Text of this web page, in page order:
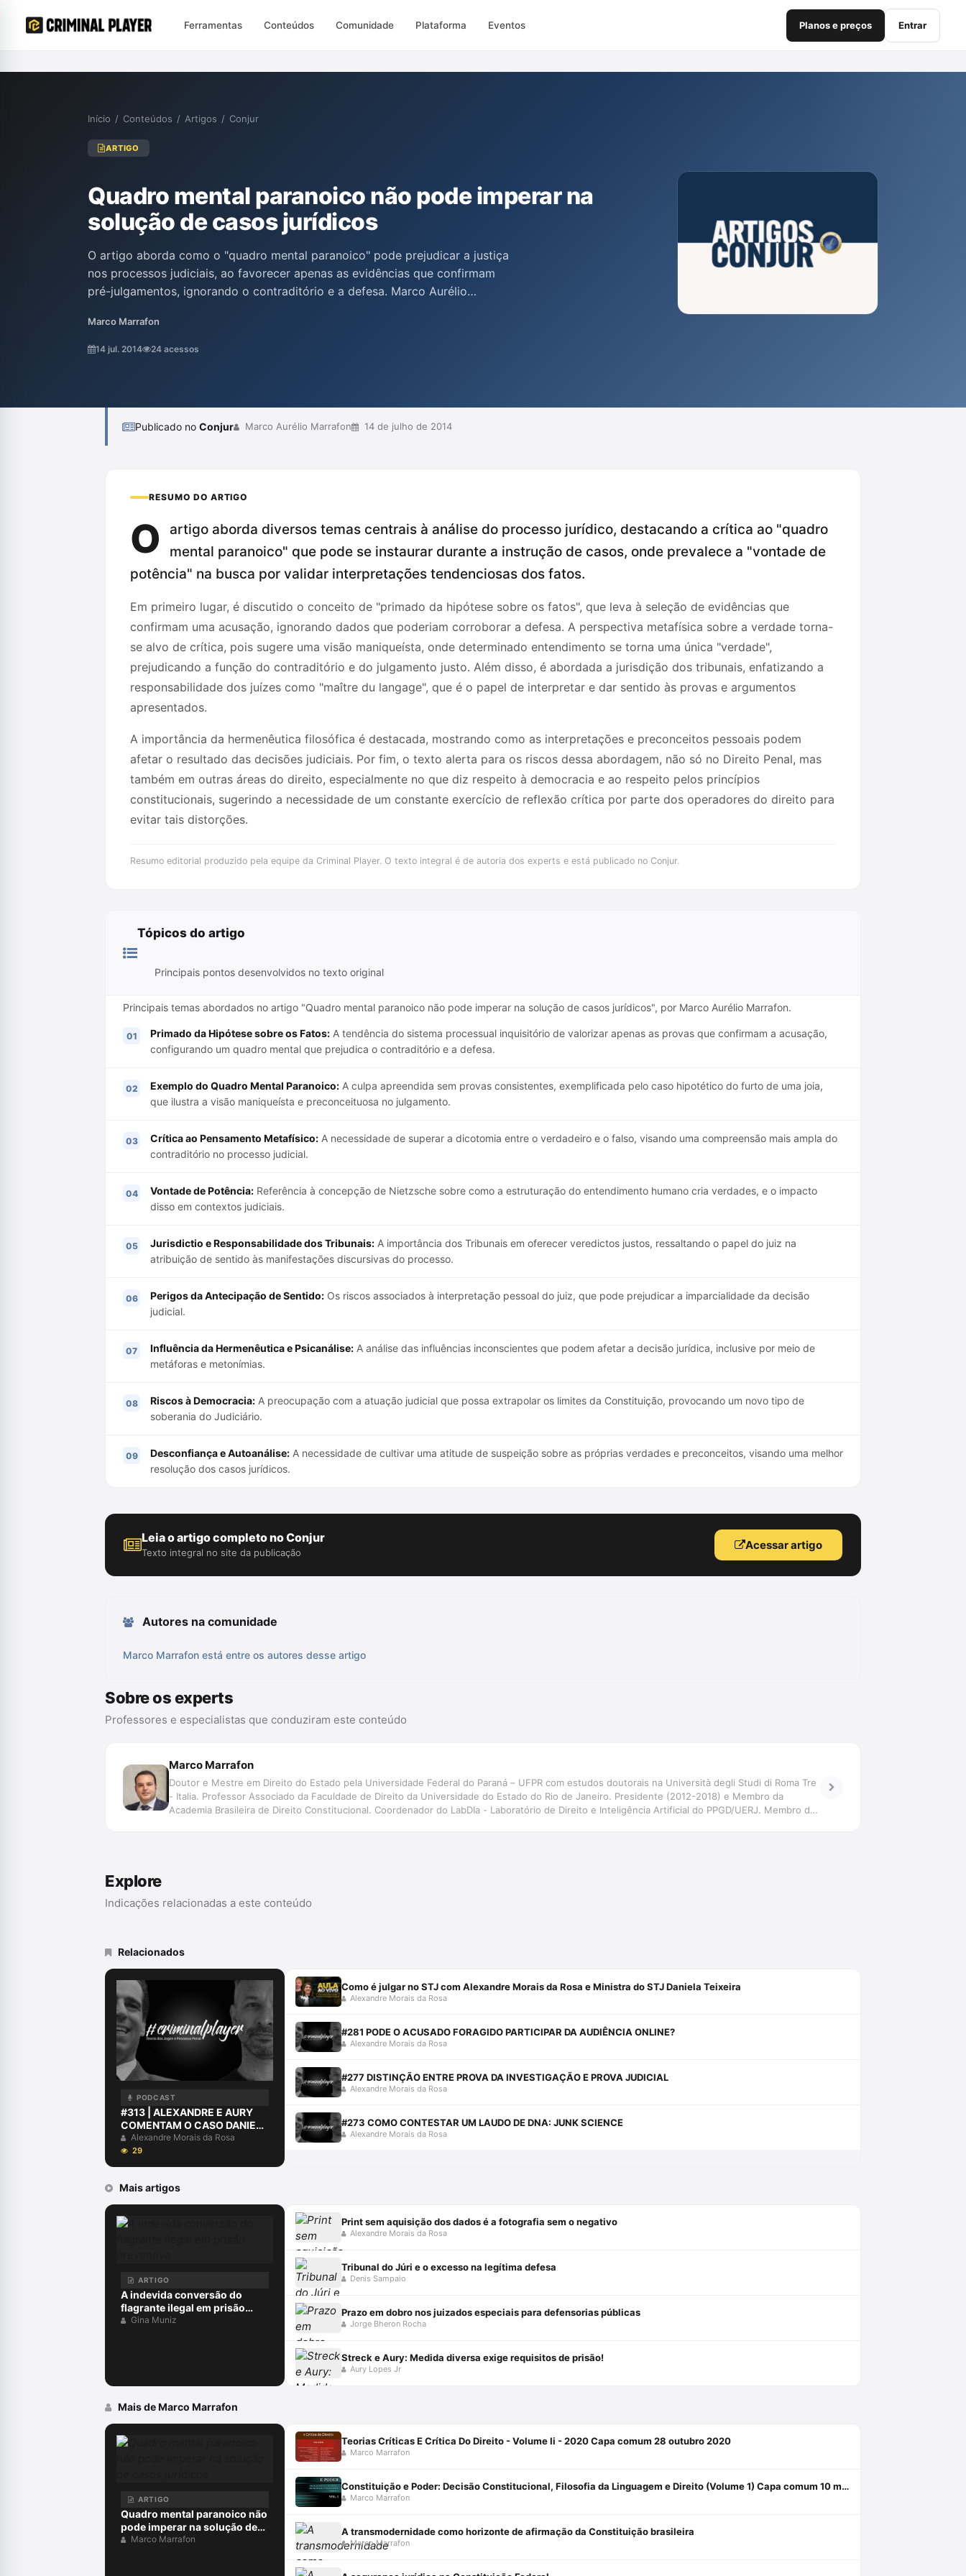
Ferramentas Conteúdos Comunidade Plataforma Eventos Planos e preços Entrar
Início / Conteúdos / Artigos / Conjur
ARTIGO
Quadro mental paranoico não pode imperar na
solução de casos jurídicos
O artigo aborda como o "quadro mental paranoico" pode prejudicar a justiça
nos processos judiciais, ao favorecer apenas as evidências que confirmam
pré-julgamentos, ignorando o contraditório e a defesa. Marco Aurélio
que, muitas vezes, se tornam maniqueístas e distorcem a verdade,
comprometendo princípios fundamentais do direito. A crítica à metafísica
Marco Marrafon
14 jul. 2014 24 acessos
Publicado no Conjur Marco Aurélio Marrafon 14 de julho de 2014
RESUMO DO ARTIGO
O
artigo aborda diversos temas centrais à análise do processo jurídico, destacando a crítica ao "quadro
mental paranoico" que pode se instaurar durante a instrução de casos, onde prevalece a "vontade de
potência" na busca por validar interpretações tendenciosas dos fatos.
Em primeiro lugar, é discutido o conceito de "primado da hipótese sobre os fatos", que leva à seleção de evidências que
confirmam uma acusação, ignorando dados que poderiam corroborar a defesa. A perspectiva metafísica sobre a verdade torna-
se alvo de crítica, pois sugere uma visão maniqueísta, onde determinado entendimento se torna uma única "verdade",
prejudicando a função do contraditório e do julgamento justo. Além disso, é abordada a jurisdição dos tribunais, enfatizando a
responsabilidade dos juízes como "maître du langage", que é o papel de interpretar e dar sentido às provas e argumentos
apresentados.
A importância da hermenêutica filosófica é destacada, mostrando como as interpretações e preconceitos pessoais podem
afetar o resultado das decisões judiciais. Por fim, o texto alerta para os riscos dessa abordagem, não só no Direito Penal, mas
também em outras áreas do direito, especialmente no que diz respeito à democracia e ao respeito pelos princípios
constitucionais, sugerindo a necessidade de um constante exercício de reflexão crítica por parte dos operadores do direito para
evitar tais distorções.
Resumo editorial produzido pela equipe da Criminal Player. O texto integral é de autoria dos experts e está publicado no Conjur.
Tópicos do artigo
Principais pontos desenvolvidos no texto original
Principais temas abordados no artigo "Quadro mental paranoico não pode imperar na solução de casos jurídicos", por Marco Aurélio Marrafon.
Primado da Hipótese sobre os Fatos: A tendência do sistema processual inquisitório de valorizar apenas as provas que confirmam a acusação,
configurando um quadro mental que prejudica o contraditório e a defesa.
Exemplo do Quadro Mental Paranoico: A culpa apreendida sem provas consistentes, exemplificada pelo caso hipotético do furto de uma joia,
que ilustra a visão maniqueísta e preconceituosa no julgamento.
Crítica ao Pensamento Metafísico: A necessidade de superar a dicotomia entre o verdadeiro e o falso, visando uma compreensão mais ampla do
contraditório no processo judicial.
Vontade de Potência: Referência à concepção de Nietzsche sobre como a estruturação do entendimento humano cria verdades, e o impacto
disso em contextos judiciais.
Jurisdictio e Responsabilidade dos Tribunais: A importância dos Tribunais em oferecer veredictos justos, ressaltando o papel do juiz na
atribuição de sentido às manifestações discursivas do processo.
Perigos da Antecipação de Sentido: Os riscos associados à interpretação pessoal do juiz, que pode prejudicar a imparcialidade da decisão
judicial.
Influência da Hermenêutica e Psicanálise: A análise das influências inconscientes que podem afetar a decisão jurídica, inclusive por meio de
metáforas e metonímias.
Riscos à Democracia: A preocupação com a atuação judicial que possa extrapolar os limites da Constituição, provocando um novo tipo de
soberania do Judiciário.
Desconfiança e Autoanálise: A necessidade de cultivar uma atitude de suspeição sobre as próprias verdades e preconceitos, visando uma melhor
resolução dos casos jurídicos.
Leia o artigo completo no Conjur
Texto integral no site da publicação
Acessar artigo
Autores na comunidade
Marco Marrafon está entre os autores desse artigo
Sobre os experts
Professores e especialistas que conduziram este conteúdo
Marco Marrafon
Doutor e Mestre em Direito do Estado pela Universidade Federal do Paraná – UFPR com estudos doutorais na Università degli Studi di Roma Tre
- Italia. Professor Associado da Faculdade de Direito da Universidade do Estado do Rio de Janeiro. Presidente (2012-2018) e Membro da
Academia Brasileira de Direito Constitucional. Coordenador do LabDIa - Laboratório de Direito e Inteligência Artificial do PPGD/UERJ. Membro da
Explore
Indicações relacionadas a este conteúdo
Relacionados
PODCAST
#313 | ALEXANDRE E AURY
COMENTAM O CASO DANIEL
ALVES
Alexandre Morais da Rosa
29
Como é julgar no STJ com Alexandre Morais da Rosa e Ministra do STJ Daniela Teixeira
Alexandre Morais da Rosa
#281 PODE O ACUSADO FORAGIDO PARTICIPAR DA AUDIÊNCIA ONLINE?
Alexandre Morais da Rosa
#277 DISTINÇÃO ENTRE PROVA DA INVESTIGAÇÃO E PROVA JUDICIAL
Alexandre Morais da Rosa
#273 COMO CONTESTAR UM LAUDO DE DNA: JUNK SCIENCE
Alexandre Morais da Rosa
Mais artigos
ARTIGO
A indevida conversão do
flagrante ilegal em prisão
preventiva
Gina Muniz
Print sem aquisição dos dados é a fotografia sem o negativo
Alexandre Morais da Rosa
Tribunal do Júri e o excesso na legítima defesa
Denis Sampaio
Prazo em dobro nos juizados especiais para defensorias públicas
Jorge Bheron Rocha
Streck e Aury: Medida diversa exige requisitos de prisão!
Aury Lopes Jr
Mais de Marco Marrafon
ARTIGO
Quadro mental paranoico não
pode imperar na solução de
casos jurídicos
Marco Marrafon
Teorias Críticas E Crítica Do Direito - Volume Ii - 2020 Capa comum 28 outubro 2020
Marco Marrafon
Constituição e Poder: Decisão Constitucional, Filosofia da Linguagem e Direito (Volume 1) Capa comum 10 março 2016
Marco Marrafon
A transmodernidade como horizonte de afirmação da Constituição brasileira
Marco Marrafon